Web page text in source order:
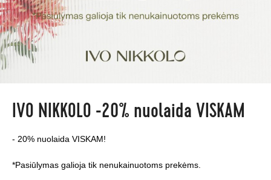
IVO NIKKOLO -20% nuolaida VISKAM
- 20% nuolaida VISKAM!
*Pasiūlymas galioja tik nenukainuotoms prekėms.